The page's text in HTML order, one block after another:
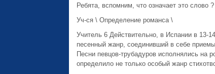
Ребята, вспомним, что означает это слово ?
Уч-ся \ Определение романса \
Учитель 6 Действительно, в Испании в 13-
песенный жанр, соединивший в себе
Песни певцов-трубадуров исполнялись на
определило не только особый жанр